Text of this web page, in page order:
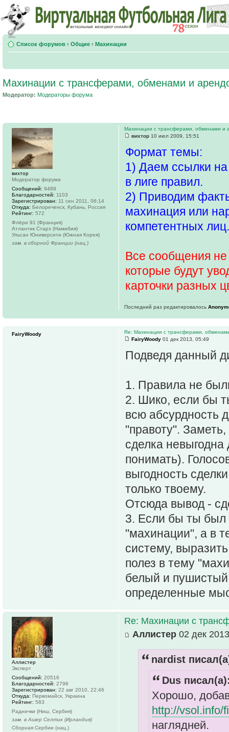
Список форумов ‹ Общие ‹ Махинации
Махинации с трансферами, обменами и
Модератор: Модераторы форума
Махинации с трансферами, обменами и
вихтор 10 июл 2009, 15:51
Формат темы:
1) Даем ссылки
в лиге правил.
2) Приводим
махинация или
компетентных лиц.
Все сообщения не
которые будут
карточки разных
Последний раз редактировалось
вихтор
Модератор форума
Сообщений: 9489
Благодарностей: 1103
Зарегистрирован: 11 сен 2011, 06:14
Откуда: Белореченск, Кубань, Россия
Рейтинг: 572
Флёри 91 (Франция)
Атлантик Старз (Намибия)
Ульсан Юниверсити (Южная Корея)
зам. в сборной Франции (нац.)
Re: Махинации с трансферами,
FairyWoody 01 дек 2013, 05:49
Подведя данный
1. Правила не
2. Шико, если бы
всю абсурдность
"правоту".
сделка
понимать).
выгодность
только твоему.
Отсюда вывод -
3. Если бы ты был
"махинации", а в
систему,
полез в тему
белый и
определенные
FairyWoody
Re: Махинации с
Аллистер 02 дек
nardist
Dus
Хорошо,
http://vsol.info/
наглядней.
Аллистер
Эксперт
Сообщений: 20516
Благодарностей: 2796
Зарегистрирован: 22 авг 2010, 22:46
Откуда: Первомайск, Украина
Рейтинг: 583
Раднички (Ниш, Сербия)
зам. в Ашер Селтик (Ирландия)
Сборная Сербии (нац.)